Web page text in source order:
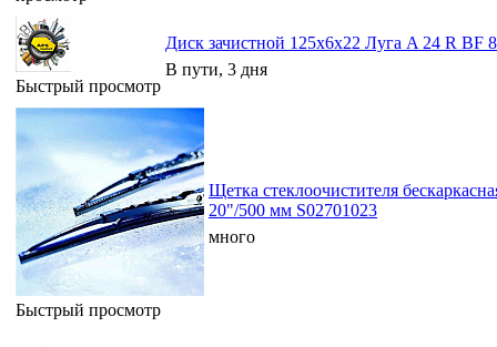
Быстрый просмотр
Диск зачистной 125х6х22 Луга A 24 R BF
В пути, 3 дня
Быстрый просмотр
Щетка стеклоочистителя
20"/500 мм S02701023
много